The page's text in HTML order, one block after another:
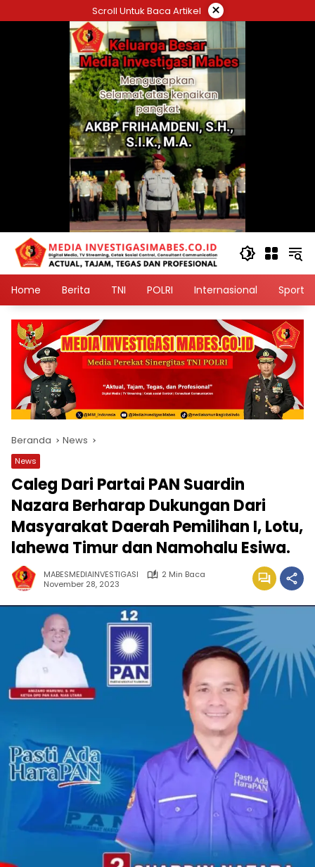
ke
Scroll Untuk Baca Artikel ×
Home Berita TNI POLRI Internasional Sport
Beranda News
News
Caleg Dari Partai PAN Suardin
Nazara Berharap Dukungan Dari
Masyarakat Daerah Pemilihan I, Lotu,
lahewa Timur dan Namohalu Esiwa.
MABESMEDIAINVESTIGASI
2 Min Baca
November 28, 2023